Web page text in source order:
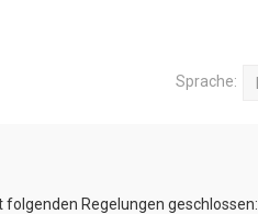
Sprache:
Regelungen geschlossen: